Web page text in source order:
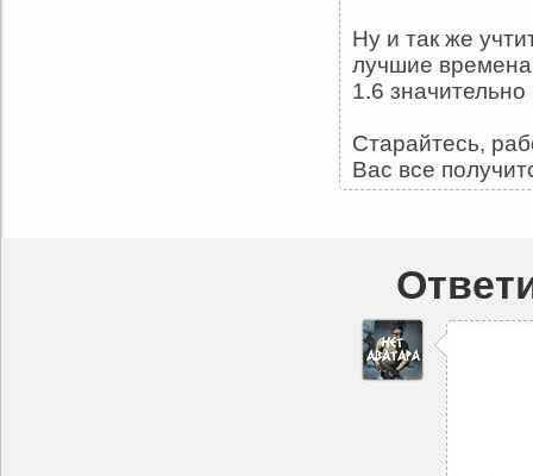
Ну и так же
лучшие
1.6
Старайтесь,
Вас все